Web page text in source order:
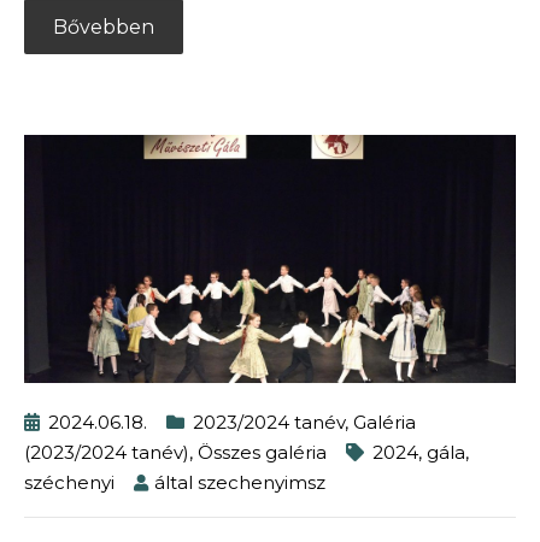
Bővebben
2024.06.18. 2023/2024 tanév, Galéria
(2023/2024 tanév), Összes galéria 2024, gála,
széchenyi
által szechenyimsz